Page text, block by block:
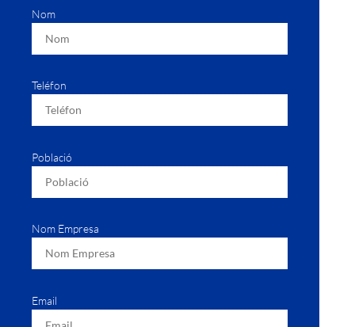
Nom
Teléfon
Població
Nom Empresa
Email